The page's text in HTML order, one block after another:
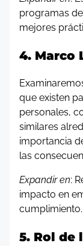
programas
mejores
4. Marco
que existen
personales,
similares
importancia
las
Expandir en:
impacto en
cumplimiento.
5. Rol de